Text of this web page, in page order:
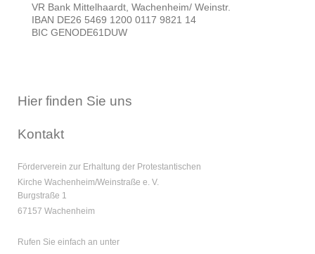
VR Bank Mittelhaardt, Wachenheim/ Weinstr.
IBAN DE26 5469 1200 0117 9821 14
BIC GENODE61DUW
Hier finden Sie uns
Kontakt
Förderverein zur Erhaltung der Protestantischen
Kirche Wachenheim/Weinstraße e. V.
Burgstraße 1
67157 Wachenheim
Rufen Sie einfach an unter